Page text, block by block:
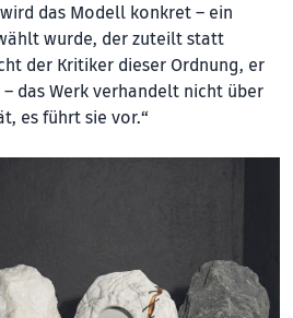
das Modell konkret – ein
wurde, der zuteilt statt
der Kritiker dieser Ordnung, er
das Werk verhandelt nicht über
es führt sie vor.“